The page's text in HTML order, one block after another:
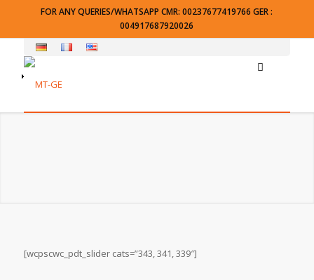
FOR ANY QUERIES/WHATSAPP CMR: 00237677419766 GER :
004917687920026
[wcpscwc_pdt_slider cats=”343, 341, 339″]